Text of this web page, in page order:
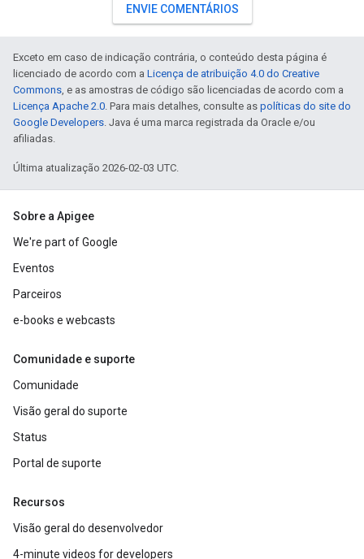
ENVIE COMENTÁRIOS
Exceto em caso de indicação contrária, o conteúdo desta página é
licenciado de acordo com a Licença de atribuição 4.0 do Creative
Commons, e as amostras de código são licenciadas de acordo com a
Licença Apache 2.0. Para mais detalhes, consulte as políticas do site do
Google Developers. Java é uma marca registrada da Oracle e/ou
afiliadas.
Última atualização 2026-02-03 UTC.
Sobre a Apigee
We're part of Google
Eventos
Parceiros
e-books e webcasts
Comunidade e suporte
Comunidade
Visão geral do suporte
Status
Portal de suporte
Recursos
Visão geral do desenvolvedor
4-minute videos for developers